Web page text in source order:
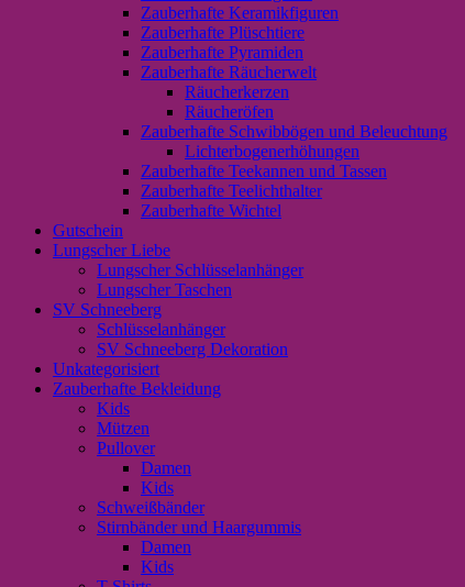
Zauberhafte Keramikfiguren
Zauberhafte Plüschtiere
Zauberhafte Pyramiden
Zauberhafte Räucherwelt
Räucherkerzen
Räucheröfen
Zauberhafte Schwibbögen und Beleuchtung
Lichterbogenerhöhungen
Zauberhafte Teekannen und Tassen
Zauberhafte Teelichthalter
Zauberhafte Wichtel
Gutschein
Lungscher Liebe
Lungscher Schlüsselanhänger
Lungscher Taschen
SV Schneeberg
Schlüsselanhänger
SV Schneeberg Dekoration
Unkategorisiert
Zauberhafte Bekleidung
Kids
Mützen
Pullover
Damen
Kids
Schweißbänder
Stirnbänder und Haargummis
Damen
Kids